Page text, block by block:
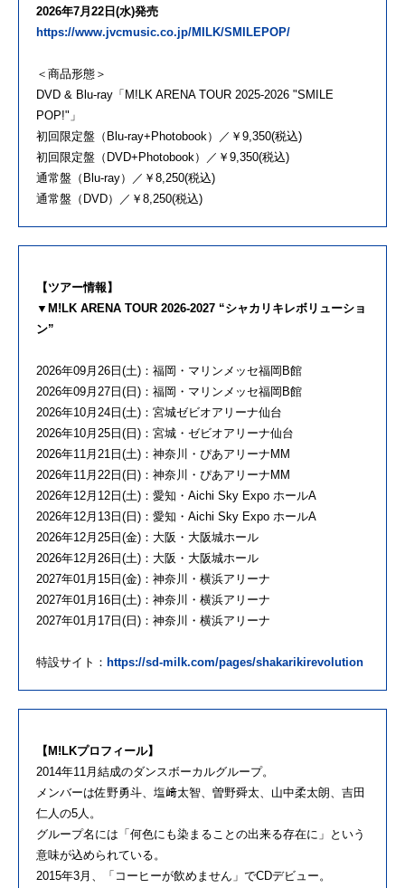
2026年7月22日(水)発売
https://www.jvcmusic.co.jp/MILK/SMILEPOP/
＜商品形態＞
DVD & Blu-ray「M!LK ARENA TOUR 2025-2026 "SMILE
POP!"」
初回限定盤（Blu-ray+Photobook）／￥9,350(税込)
初回限定盤（DVD+Photobook）／￥9,350(税込)
通常盤（Blu-ray）／￥8,250(税込)
通常盤（DVD）／￥8,250(税込)
【ツアー情報】
▼M!LK ARENA TOUR 2026-2027 “シャカリキレボリューショ
ン”
2026年09月26日(土)：福岡・マリンメッセ福岡B館
2026年09月27日(日)：福岡・マリンメッセ福岡B館
2026年10月24日(土)：宮城ゼビオアリーナ仙台
2026年10月25日(日)：宮城・ゼビオアリーナ仙台
2026年11月21日(土)：神奈川・ぴあアリーナMM
2026年11月22日(日)：神奈川・ぴあアリーナMM
2026年12月12日(土)：愛知・Aichi Sky Expo ホールA
2026年12月13日(日)：愛知・Aichi Sky Expo ホールA
2026年12月25日(金)：大阪・⼤阪城ホール
2026年12月26日(土)：大阪・⼤阪城ホール
2027年01月15日(金)：神奈川・横浜アリーナ
2027年01月16日(土)：神奈川・横浜アリーナ
2027年01月17日(日)：神奈川・横浜アリーナ
特設サイト： https://sd-milk.com/pages/shakarikirevolution
【M!LKプロフィール】
2014年11月結成のダンスボーカルグループ。
メンバーは佐野勇斗、塩﨑太智、曽野舜太、山中柔太朗、吉田
仁人の5人。
グループ名には「何色にも染まることの出来る存在に」という
意味が込められている。
2015年3月、「コーヒーが飲めません」でCDデビュー。